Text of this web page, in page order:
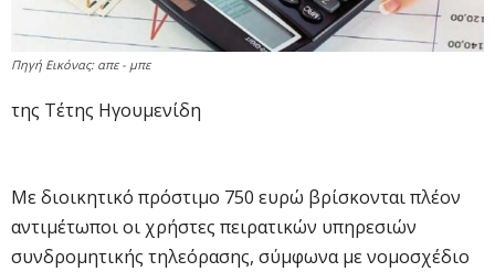
Πηγή Εικόνας: απε - μπε
της Τέτης Ηγουμενίδη
Με διοικητικό πρόστιμο 750 ευρώ βρίσκονται πλέον
αντιμέτωποι οι χρήστες πειρατικών υπηρεσιών
συνδρομητικής τηλεόρασης, σύμφωνα με νομοσχέδιο